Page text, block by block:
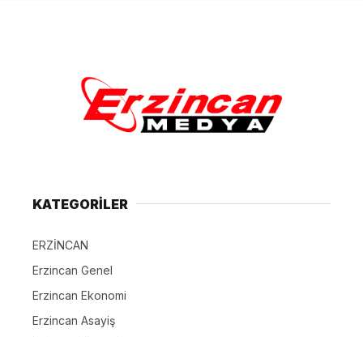
KATEGORİLER
ERZİNCAN
Erzincan Genel
Erzincan Ekonomi
Erzincan Asayiş